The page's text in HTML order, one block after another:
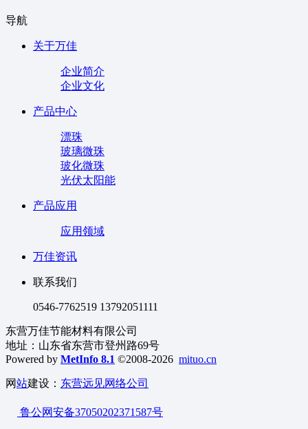
导航
关于万佳
企业简介
企业文化
产品中心
漂珠
玻璃微珠
玻化微珠
光伏太阳能
产品应用
应用领域
万佳资讯
联系我们
0546-7762519 13792051111
东营万佳节能材料有限公司
地址：山东省东营市登州路69号
Powered by MetInfo 8.1 ©2008-2026 mituo.cn
网站建设： 东营远见网络公司
鲁公网安备37050202371587号